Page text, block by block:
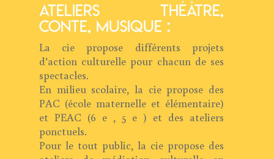
ATELIERS Théâtre,
conte, musique :
La cie propose différents projets
d’action culturelle pour chacun de ses
spectacles.
En milieu scolaire, la cie propose des
PAC (école maternelle et élémentaire)
et PEAC (6 e , 5 e ) et des ateliers
ponctuels.
Pour le tout public, la cie propose des